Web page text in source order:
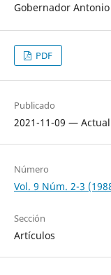
Gobernador
PDF
Publicado
2021-11-09 —
Número
Vol. 9 Núm. 2-3
Sección
Artículos